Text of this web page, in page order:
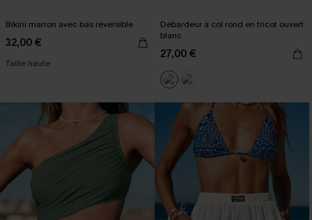
Bikini marron avec bas réversible
32,00 €
Taille haute
Débardeur à col rond en tricot ouvert
blanc
27,00 €